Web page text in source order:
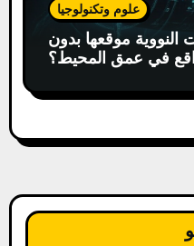
علوم وتكنولوجيا
موقعها بدون
في عمق المحيط؟